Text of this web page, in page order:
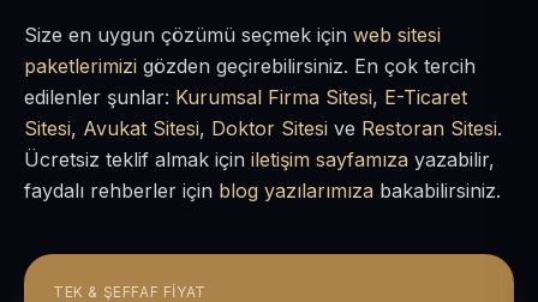
Size en uygun çözümü seçmek için web sitesi
paketlerimizi gözden geçirebilirsiniz. En çok tercih
edilenler şunlar: Kurumsal Firma Sitesi, E-Ticaret
Sitesi, Avukat Sitesi, Doktor Sitesi ve Restoran Sitesi.
Ücretsiz teklif almak için iletişim sayfamıza yazabilir,
faydalı rehberler için blog yazılarımıza bakabilirsiniz.
TEK & ŞEFFAF FIYAT